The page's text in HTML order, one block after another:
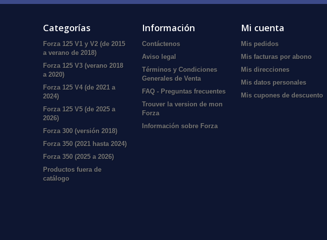
Categorías
Forza 125 V1 y V2 (de 2015
a verano de 2018)
Forza 125 V3 (verano 2018
a 2020)
Forza 125 V4 (de 2021 a
2024)
Forza 125 V5 (de 2025 a
2026)
Forza 300 (versión 2018)
Forza 350 (2021 hasta 2024)
Forza 350 (2025 a 2026)
Productos fuera de
catálogo
Información
Contáctenos
Aviso legal
Términos y Condiciones
Generales de Venta
FAQ - Preguntas frecuentes
Trouver la version de mon
Forza
Información sobre Forza
Mi cuenta
Mis pedidos
Mis facturas por abono
Mis direcciones
Mis datos personales
Mis cupones de descuento